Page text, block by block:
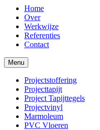
Home
Over
Werkwijze
Referenties
Contact
Menu
Projectstoffering
Projecttapijt
Project Tapijttegels
Projectvinyl
Marmoleum
PVC Vloeren